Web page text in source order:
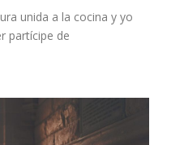
unida a la cocina y yo
partícipe de